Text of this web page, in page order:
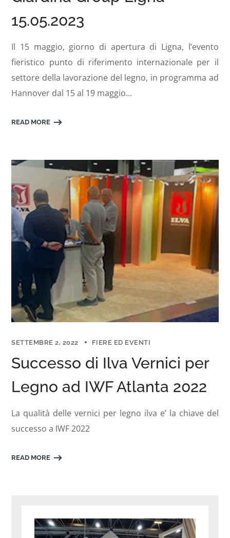
15.05.2023
Il 15 maggio, giorno di apertura di Ligna, l’evento
fieristico punto di riferimento internazionale per il
settore della lavorazione del legno, in programma ad
Hannover dal 15 al 19 maggio…
READ MORE
SETTEMBRE 2, 2022 FIERE ED EVENTI
Successo di Ilva Vernici per
Legno ad IWF Atlanta 2022
La qualità delle vernici per legno ilva e’ la chiave del
successo a IWF 2022
READ MORE